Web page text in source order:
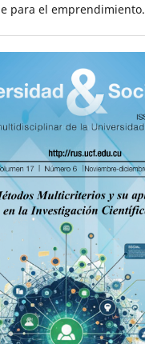
para el emprendimiento.